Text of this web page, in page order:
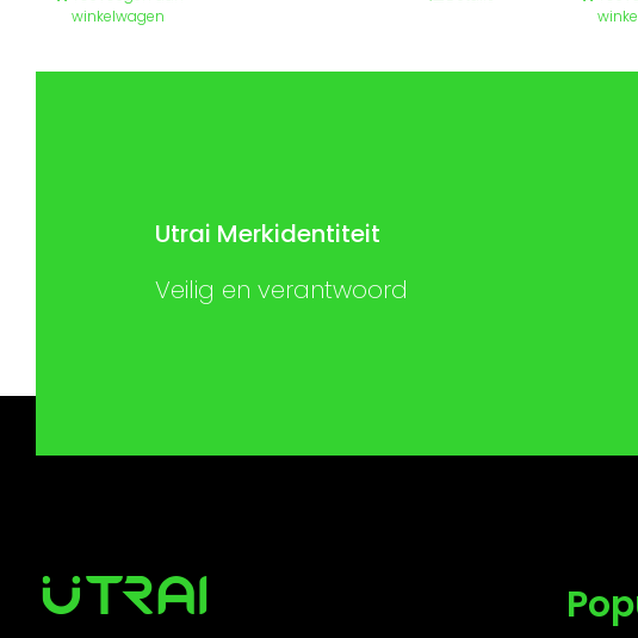
€ 179,99.
winkelwagen
Utrai Merkidentiteit
Veilig en verantwoord